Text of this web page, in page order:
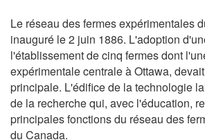
Le réseau des fermes expérimentales
inauguré le 2 juin 1886. L'adoption
l'établissement de cinq fermes dont
expérimentale centrale à Ottawa,
principale. L'édifice de la technologie
de la recherche qui, avec l'éducation,
principales fonctions du réseau des
du Canada.